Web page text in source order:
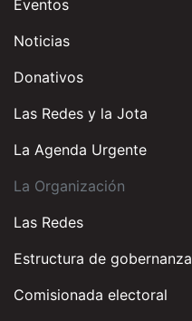
Eventos
Noticias
Donativos
Las Redes y la Jota
La Agenda Urgente
La Organización
Las Redes
Estructura de gobernanza
Comisionada electoral